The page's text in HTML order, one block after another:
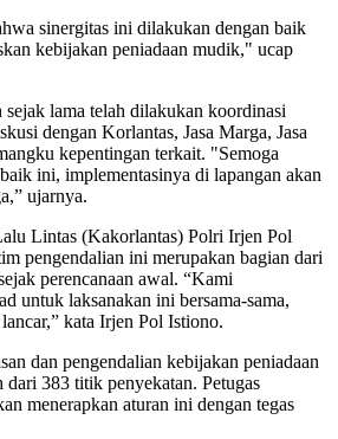
sinergitas ini dilakukan dengan baik
kebijakan peniadaan mudik," ucap
lama telah dilakukan koordinasi
dengan Korlantas, Jasa Marga, Jasa
kepentingan terkait. "Semoga
ini, implementasinya di lapangan akan
ujarnya.
Lintas (Kakorlantas) Polri Irjen Pol
pengendalian ini merupakan bagian dari
perencanaan awal. “Kami
untuk laksanakan ini bersama-sama,
kata Irjen Pol Istiono.
dan pengendalian kebijakan peniadaan
383 titik penyekatan. Petugas
menerapkan aturan ini dengan tegas